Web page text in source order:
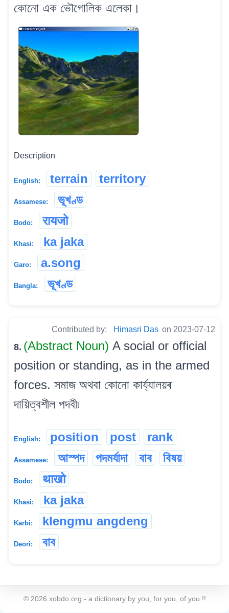
কোনো এক ভৌগোলিক এলেকা।
Description
English: terrain territory
Assamese: ভূখণ্ড
Bodo: रायजो
Khasi: ka jaka
Garo: a.song
Bangla: ভূখণ্ড
Contributed by: Himasri Das on 2023-07-12
8. (Abstract Noun) A social or official
position or standing, as in the armed
forces. সমাজ অথবা কোনো কাৰ্য্যালয়ৰ
দায়িত্বশীল পদবী৷
English: position post rank
Assamese: আস্পদ পদমৰ্যাদা বাব বিষয়
Bodo: थाखो
Khasi: ka jaka
Karbi: klengmu angdeng
Deori: বাব
© 2026 xobdo.org - a dictionary by you, for you, of you !!